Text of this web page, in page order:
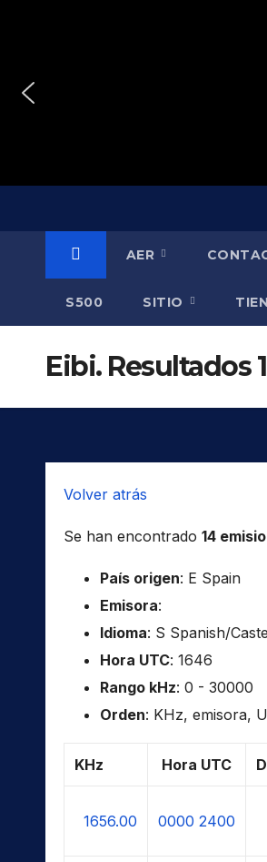
AER
S500 SITIO
Eibi. Resultados 1
Volver atrás
Se han encontrado 14
País origen: E Spain
Emisora:
Idioma: S Spanish/
Hora UTC: 1646
Rango kHz: 0 - 30000
Orden: KHz, emisora,
KHz Hora UTC
1656.00 0000 2400